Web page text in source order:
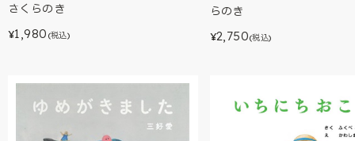
さくらのき
¥1,980 (税込)
らのき
¥2,750(税込)